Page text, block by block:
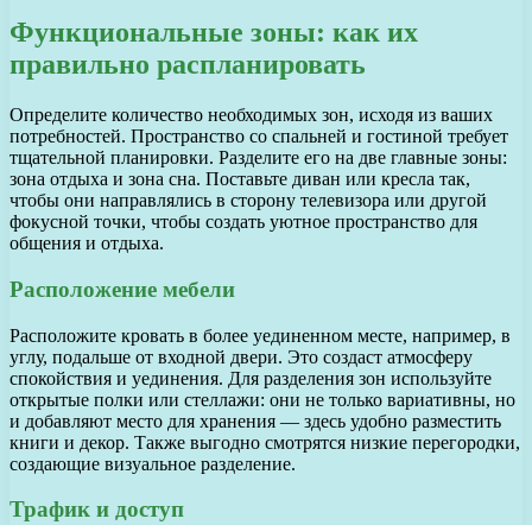
Функциональные зоны: как их
правильно распланировать
Определите количество необходимых зон, исходя из ваших
потребностей. Пространство со спальней и гостиной требует
тщательной планировки. Разделите его на две главные зоны:
зона отдыха и зона сна. Поставьте диван или кресла так,
чтобы они направлялись в сторону телевизора или другой
фокусной точки, чтобы создать уютное пространство для
общения и отдыха.
Расположение мебели
Расположите кровать в более уединенном месте, например, в
углу, подальше от входной двери. Это создаст атмосферу
спокойствия и уединения. Для разделения зон используйте
открытые полки или стеллажи: они не только вариативны, но
и добавляют место для хранения — здесь удобно разместить
книги и декор. Также выгодно смотрятся низкие перегородки,
создающие визуальное разделение.
Трафик и доступ